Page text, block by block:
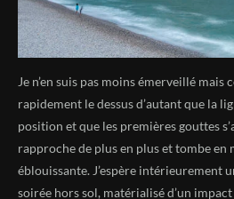
Je n’en suis pas moins émerveillé
rapidement le dessus d’autant que la
position et que les premières gouttes
rapproche de plus en plus et tombe en
éblouissante. J’espère intérieurement
soirée hors sol, matérialisé d’un